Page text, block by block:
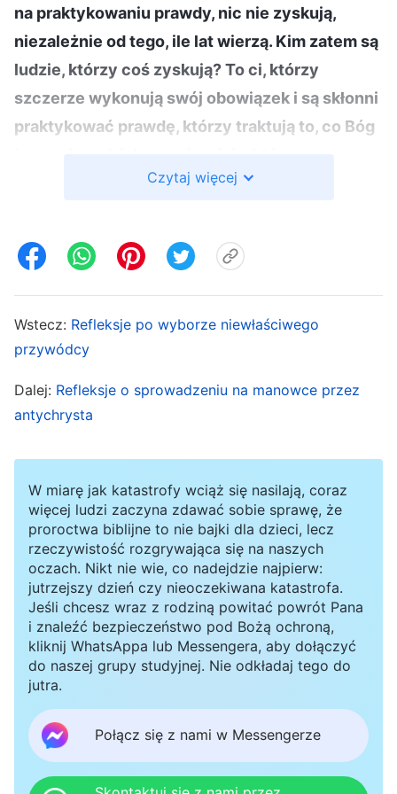
na praktykowaniu prawdy, nic nie zyskują,
niezależnie od tego, ile lat wierzą. Kim zatem są
ludzie, którzy coś zyskują? To ci, którzy
szczerze wykonują swój obowiązek i są skłonni
praktykować prawdę, którzy traktują to, co Bóg
radością przez całe swe życie ponoszą koszty
którzy stoją twardo na ziemi i są posłuszni
Bożym ustaleniom. Tacy ludzie w czasie
wykonywania swego obowiązku potrafią pojąć
zasady prawdy i bardzo starają się wszystko
robić właściwie, co pozwala im osiągnąć efekt
w postaci świadectwa o Bogu i zadośćuczynić
woli Bożej. Gdy napotykają trudności przy
starają się zgłębić Jego wolę, potrafią być
posłuszni pochodzącym od Boga zarządzeniom
i ustaleniom, a we wszystkim, co robią, szukają
prawdy i praktykują ją. Nie powtarzają
bezmyślnie sloganów ani nie wypowiadają się
górnolotnie, lecz skupiają się jedynie na tym, by
robić różne rzeczy, twardo stąpając po ziemi i
skrupulatnie przestrzegając zasad. Bardzo
przykładają się do wszystkiego, co robią,
bardzo starają się wszystko pojąć, i w wielu
sprawach są w stanie praktykować prawdę, w
wyniku czego zdobywają wiedzę i zrozumienie,
Czytaj więcej
Wstecz: Refleksje po wyborze niewłaściwego
przywódcy
Dalej: Refleksje o sprowadzeniu na manowce przez
antychrysta
W miarę jak katastrofy wciąż się nasilają, coraz
więcej ludzi zaczyna zdawać sobie sprawę, że
proroctwa biblijne to nie bajki dla dzieci, lecz
rzeczywistość rozgrywająca się na naszych
oczach. Nikt nie wie, co nadejdzie najpierw:
jutrzejszy dzień czy nieoczekiwana katastrofa.
Jeśli chcesz wraz z rodziną powitać powrót Pana
i znaleźć bezpieczeństwo pod Bożą ochroną,
kliknij WhatsAppa lub Messengera, aby dołączyć
do naszej grupy studyjnej. Nie odkładaj tego do
jutra.
Połącz się z nami w Messengerze